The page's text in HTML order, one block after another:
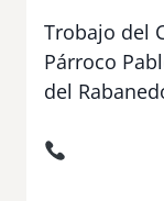
Trobajo del
Párroco
del